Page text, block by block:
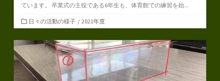
ています。 卒業式の主役である6年生も、体育館での練習を始...
カ
テ
ゴ
日々の活動の様子 / 2021年度